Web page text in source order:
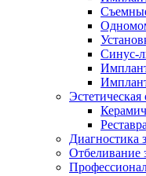
Синус-
Эстетическая
Диагностика
Отбеливание